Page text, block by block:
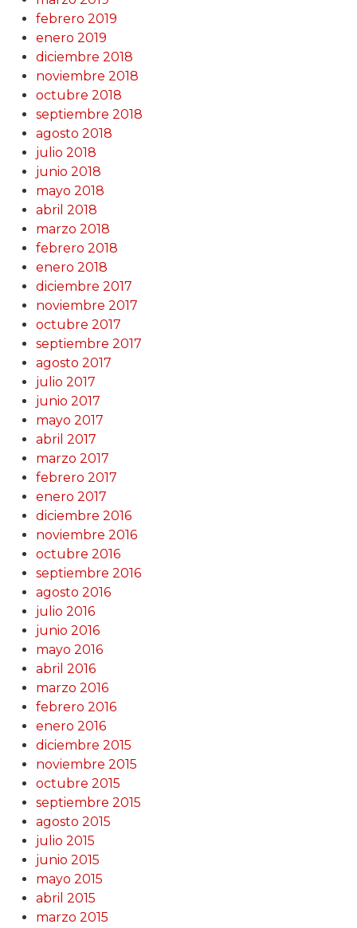
febrero 2019
enero 2019
diciembre 2018
noviembre 2018
octubre 2018
septiembre 2018
agosto 2018
julio 2018
junio 2018
mayo 2018
abril 2018
marzo 2018
febrero 2018
enero 2018
diciembre 2017
noviembre 2017
octubre 2017
septiembre 2017
agosto 2017
julio 2017
junio 2017
mayo 2017
abril 2017
marzo 2017
febrero 2017
enero 2017
diciembre 2016
noviembre 2016
octubre 2016
septiembre 2016
agosto 2016
julio 2016
junio 2016
mayo 2016
abril 2016
marzo 2016
febrero 2016
enero 2016
diciembre 2015
noviembre 2015
octubre 2015
septiembre 2015
agosto 2015
julio 2015
junio 2015
mayo 2015
abril 2015
marzo 2015